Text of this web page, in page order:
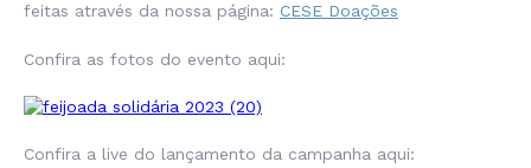
feitas através da nossa página: CESE Doações
Confira as fotos do evento aqui:
Confira a live do lançamento da campanha aqui: